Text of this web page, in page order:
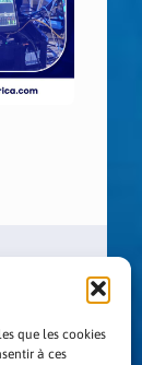
que les cookies
à ces